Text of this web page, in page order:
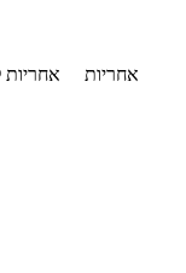
אחריות אחריות